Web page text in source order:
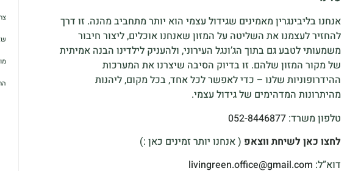
אנחנו בליבינגרין מאמינים שגידול עצמי הוא יותר מתחביב מהנה. זו דרך
להחזיר לעצמנו את השליטה על המזון שאנחנו אוכלים, ליצור חיבור
משמעותי לטבע גם בתוך הג’ונגל העירוני, ולהעניק לילדינו הבנה אמיתית
של מקור המזון שלהם. זו בדיוק הסיבה שיצרנו את המערכות
ההידרופוניות שלנו – כדי לאפשר לכל אחד, בכל מקום, ליהנות
מהיתרונות המדהימים של גידול עצמי.
טלפון משרד: 052-8446877
לחצו כאן לשיחת ווצאפ ( אנחנו יותר זמינים כאן :)
דוא”ל: livingreen.office@gmail.com